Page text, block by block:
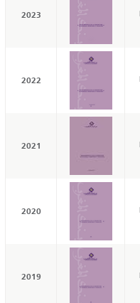
2023
2022
2021
2020
2019